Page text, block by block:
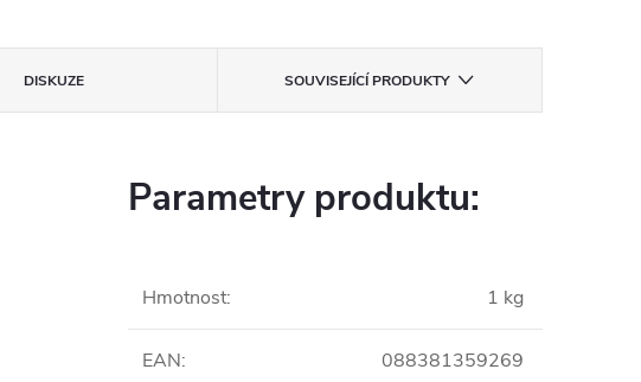
DISKUZE SOUVISEJÍCÍ PRODUKTY
Parametry produktu:
Hmotnost: 1 kg
EAN: 088381359269